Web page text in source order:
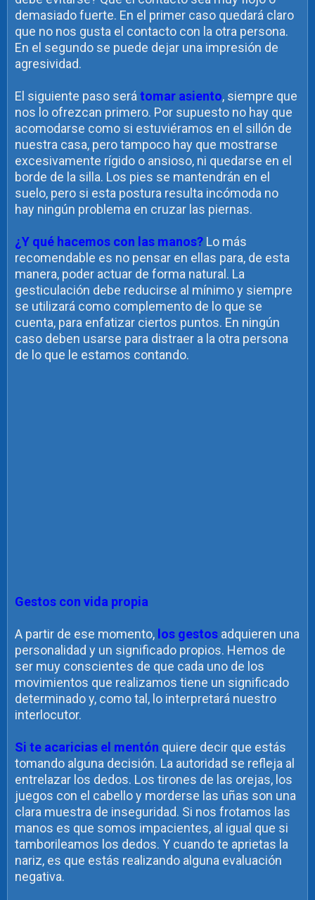
demasiado fuerte. En el primer caso quedará claro
que no nos gusta el contacto con la otra persona.
En el segundo se puede dejar una impresión de
agresividad.
El siguiente paso será tomar asiento, siempre que
nos lo ofrezcan primero. Por supuesto no hay que
acomodarse como si estuviéramos en el sillón de
nuestra casa, pero tampoco hay que mostrarse
excesivamente rígido o ansioso, ni quedarse en el
borde de la silla. Los pies se mantendrán en el
suelo, pero si esta postura resulta incómoda no
hay ningún problema en cruzar las piernas.
¿Y qué hacemos con las manos? Lo más
recomendable es no pensar en ellas para, de esta
manera, poder actuar de forma natural. La
gesticulación debe reducirse al mínimo y siempre
se utilizará como complemento de lo que se
cuenta, para enfatizar ciertos puntos. En ningún
caso deben usarse para distraer a la otra persona
de lo que le estamos contando.
Gestos con vida propia
A partir de ese momento, los gestos adquieren una
personalidad y un significado propios. Hemos de
ser muy conscientes de que cada uno de los
movimientos que realizamos tiene un significado
determinado y, como tal, lo interpretará nuestro
interlocutor.
Si te acaricias el mentón quiere decir que estás
tomando alguna decisión. La autoridad se refleja al
entrelazar los dedos. Los tirones de las orejas, los
juegos con el cabello y morderse las uñas son una
clara muestra de inseguridad. Si nos frotamos las
manos es que somos impacientes, al igual que si
tamborileamos los dedos. Y cuando te aprietas la
nariz, es que estás realizando alguna evaluación
negativa.